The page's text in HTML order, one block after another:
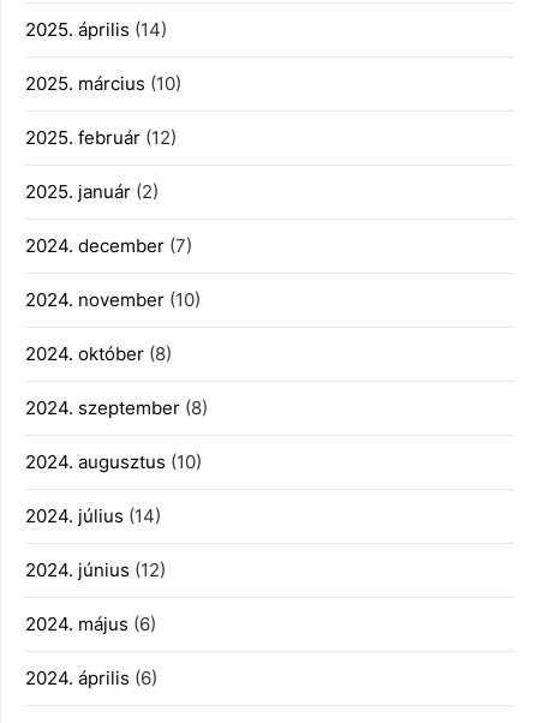
2025. április (14)
2025. március (10)
2025. február (12)
2025. január (2)
2024. december (7)
2024. november (10)
2024. október (8)
2024. szeptember (8)
2024. augusztus (10)
2024. július (14)
2024. június (12)
2024. május (6)
2024. április (6)